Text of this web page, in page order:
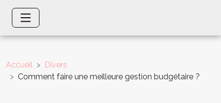
Accueil
Divers
Comment faire une meilleure gestion budgétaire ?